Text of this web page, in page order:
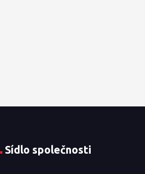
Sídlo společnosti